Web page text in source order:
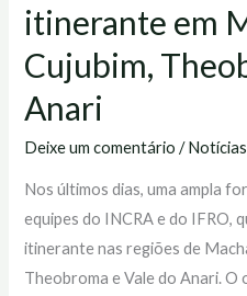
itinerante em
Cujubim,
Anari
Deixe um comentário /Notícias
Nos últimos dias, uma ampla
equipes do INCRA e do IFRO,
itinerante nas regiões de
Theobroma e Vale do Anari.
Vale
Anari